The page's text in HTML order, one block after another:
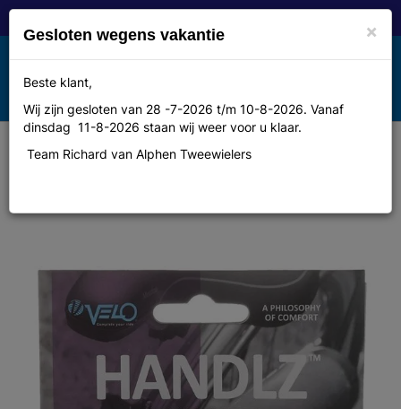
Toggle
navigation
MENU
Velo handvatten leer ergo
×
Gesloten wegens vakantie
Beste klant,
Wij zijn gesloten van 28 -7-2026 t/m 10-8-2026. Vanaf
dinsdag 11-8-2026 staan wij weer voor u klaar.
Team Richard van Alphen Tweewielers